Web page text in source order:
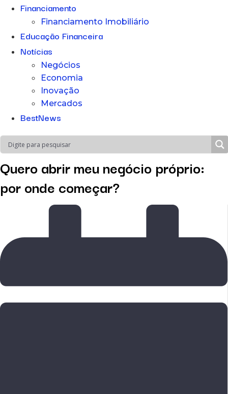
Financiamento
Financiamento Imobiliário
Educação Financeira
Notícias
Negócios
Economia
Inovação
Mercados
BestNews
Quero abrir meu negócio próprio:
por onde começar?